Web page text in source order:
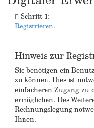
Schritt 1:
Registrieren.
Hinweis zur
Sie benötigen ein
zu können. Dies ist
einfacheren Zugang zu
ermöglichen. Des
Rechnungslegung
Ihnen.